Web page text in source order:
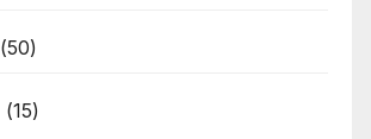
(50)
(15)